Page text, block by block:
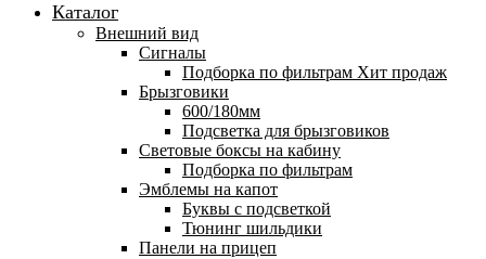
Каталог
Внешний вид
Сигналы
Подборка по фильтрам Хит продаж
Брызговики
600/180мм
Подсветка для брызговиков
Световые боксы на кабину
Подборка по фильтрам
Эмблемы на капот
Буквы с подсветкой
Тюнинг шильдики
Панели на прицеп